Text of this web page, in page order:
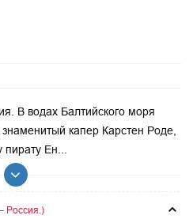
В водах Балтийского моря
капер Карстен Роде,
Ен...
Россия.)